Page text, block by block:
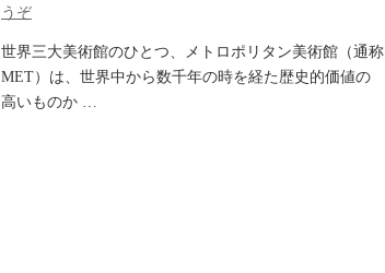
うぞ(ル
ス・
C・
Tiffany
世界三大美術館のひとつ、メトロポリタン美術館（通称
MET）は、世界中から数千年の時を経た歴史的価値の
高いものか …